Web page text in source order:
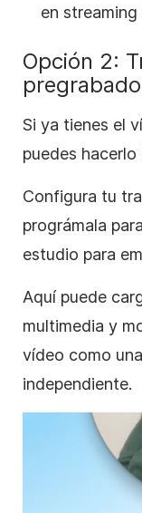
en
Opción 2:
Si ya tienes el
puedes
Configura tu
prográmala
estudio para
Aquí puede
multimedia y
vídeo como
independiente.